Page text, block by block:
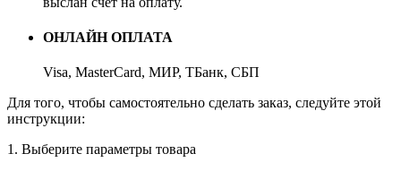
ОНЛАЙН ОПЛАТА
Visa, MasterCard, МИР, ТБанк, СБП
Для того, чтобы самостоятельно сделать заказ, следуйте этой
инструкции:
1. Выберите параметры товара